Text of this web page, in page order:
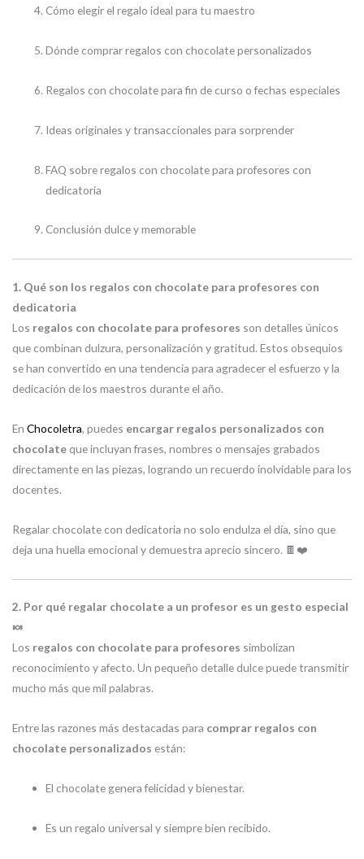
Cómo elegir el regalo ideal para tu maestro
Dónde comprar regalos con chocolate personalizados
Regalos con chocolate para fin de curso o fechas especiales
Ideas originales y transaccionales para sorprender
FAQ sobre regalos con chocolate para profesores con
dedicatoria
Conclusión dulce y memorable
1. Qué son los regalos con chocolate para profesores con
dedicatoria
Los regalos con chocolate para profesores son detalles únicos
que combinan dulzura, personalización y gratitud. Estos obsequios
se han convertido en una tendencia para agradecer el esfuerzo y la
dedicación de los maestros durante el año.
En Chocoletra, puedes encargar regalos personalizados con
chocolate que incluyan frases, nombres o mensajes grabados
directamente en las piezas, logrando un recuerdo inolvidable para los
docentes.
Regalar chocolate con dedicatoria no solo endulza el día, sino que
deja una huella emocional y demuestra aprecio sincero. 🍫❤️
2. Por qué regalar chocolate a un profesor es un gesto especial
🍬
Los regalos con chocolate para profesores simbolizan
reconocimiento y afecto. Un pequeño detalle dulce puede transmitir
mucho más que mil palabras.
Entre las razones más destacadas para comprar regalos con
chocolate personalizados están:
El chocolate genera felicidad y bienestar.
Es un regalo universal y siempre bien recibido.